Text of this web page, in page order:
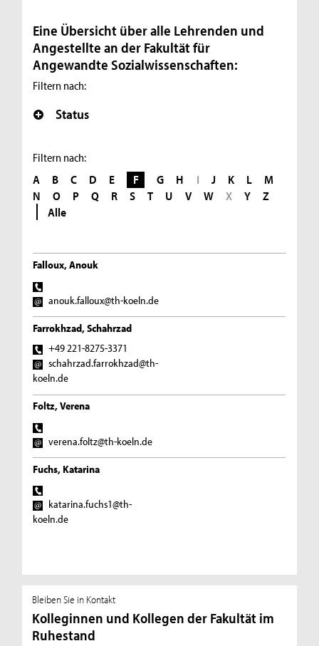
Eine Übersicht über alle Lehrenden und
Angestellte an der Fakultät für
Angewandte Sozialwissenschaften:
Filtern nach:
Status
Filtern nach:
A B C D E F G H I J K L
M
N
O P Q R S T U V W X Y
Z
Alle
Falloux, Anouk
anouk.falloux@th-koeln.de
Farrokhzad, Schahrzad
+49 221-8275-3371
schahrzad.farrokhzad@th-
koeln.de
Foltz, Verena
verena.foltz@th-koeln.de
Fuchs, Katarina
katarina.fuchs1@th-
koeln.de
Bleiben Sie in Kontakt
Kolleginnen und Kollegen der Fakultät im
Ruhestand